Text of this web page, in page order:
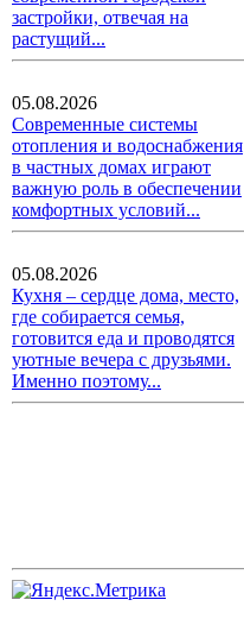
застройки, отвечая на
растущий...
05.08.2026
Современные системы
отопления и водоснабжения
в частных домах играют
важную роль в обеспечении
комфортных условий...
05.08.2026
Кухня – сердце дома, место,
где собирается семья,
готовится еда и проводятся
уютные вечера с друзьями.
Именно поэтому...